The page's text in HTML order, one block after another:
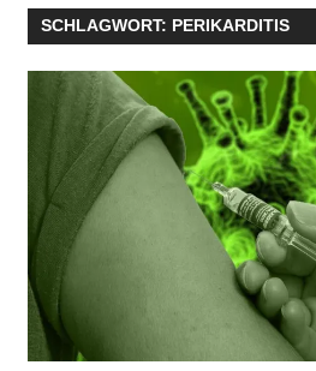
SCHLAGWORT: PERIKARDITIS